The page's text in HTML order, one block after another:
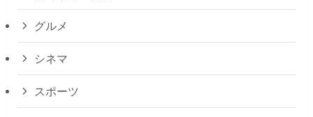
グルメ
シネマ
スポーツ